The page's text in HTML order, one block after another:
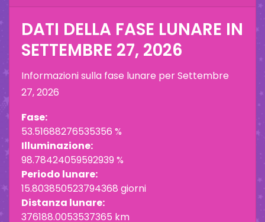
DATI DELLA FASE LUNARE IN
SETTEMBRE 27, 2026
Informazioni sulla fase lunare perSettembre
27, 2026
Fase:
53.51688276535356 %
Illuminazione:
98.78424059592939 %
Periodo lunare:
15.803850523794368 giorni
Distanza lunare:
376188.0053537365 km